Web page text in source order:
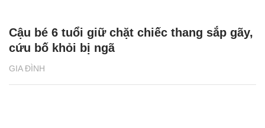
GIA ĐÌNH
Cậu bé 6 tuổi giữ chặt chiếc thang sắp gãy,
cứu bố khỏi bị ngã